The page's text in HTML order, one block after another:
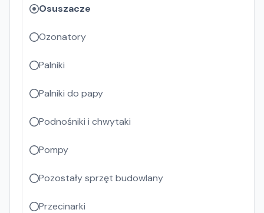
Osuszacze
Ozonatory
Palniki
Palniki do papy
Podnośniki i chwytaki
Pompy
Pozostały sprzęt budowlany
Przecinarki